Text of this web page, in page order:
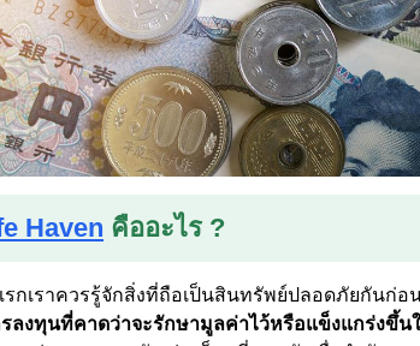
Haven คืออะไร ?
กเราควรรู้จักสิ่งที่ถือเป็นสินทรัพย์ปลอดภัยกันก่อ
ลงทุนที่คาดว่าจะรักษามูลค่าไว้หรือแข็งแกร่งขึ้น